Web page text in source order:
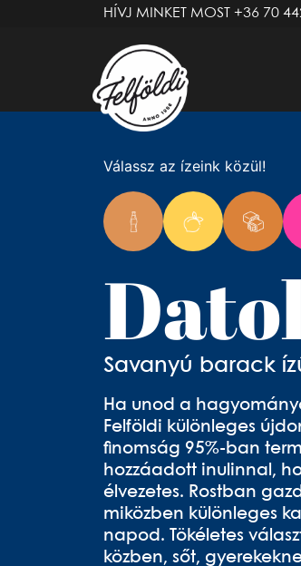
HÍVJ MINKET MOST +36 70
Válassz az ízeink közül!
Savanyú barack
Ha unod a
Felföldi különleges
finomság 95%-ban
hozzáadott inulinnal,
élvezetes. Rostban
miközben különleges
napod. Tökéletes
közben, sőt,